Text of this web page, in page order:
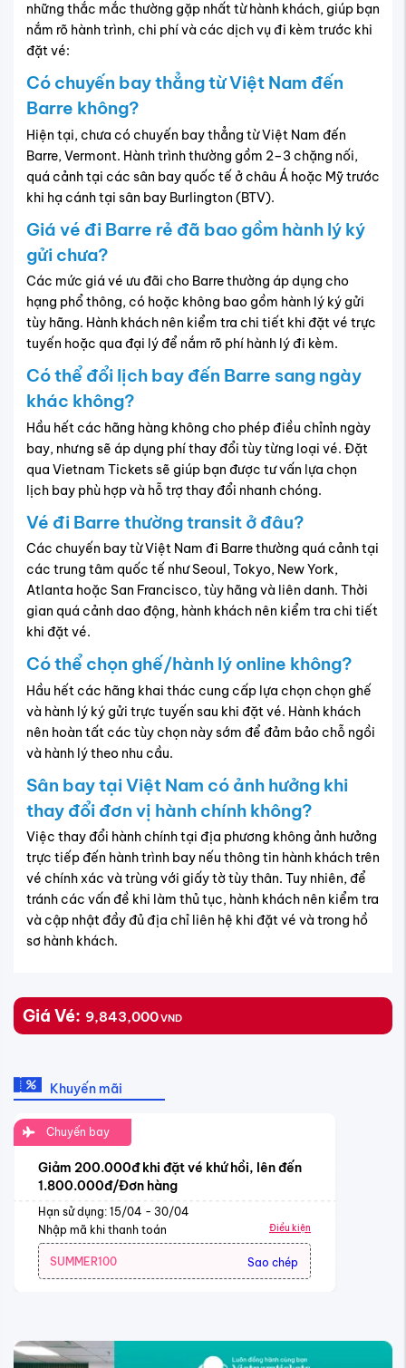
Vé đi Barre thường transit ở đâu?
Các chuyến bay từ Việt Nam đi Barre thường quá cảnh tại
các trung tâm quốc tế như Seoul, Tokyo, New York,
Atlanta hoặc San Francisco, tùy hãng và liên danh. Thời
gian quá cảnh dao động, hành khách nên kiểm tra chi tiết
Có thể chọn ghế/hành lý online không?
Hầu hết các hãng khai thác cung cấp lựa chọn chọn ghế
và hành lý ký gửi trực tuyến sau khi đặt vé. Hành khách
nên hoàn tất các tùy chọn này sớm để đảm bảo chỗ ngồi
Sân bay tại Việt Nam có ảnh hưởng khi
thay đổi đơn vị hành chính không?
Việc thay đổi hành chính tại địa phương không ảnh hưởng
trực tiếp đến hành trình bay nếu thông tin hành khách trên
vé chính xác và trùng với giấy tờ tùy thân. Tuy nhiên, để
tránh các vấn đề khi làm thủ tục, hành khách nên kiểm tra
và cập nhật đầy đủ địa chỉ liên hệ khi đặt vé và trong hồ
sơ hành khách.
Khuyến mãi
Chuyến bay
Giảm 200.000đ khi đặt vé khứ hồi, lên đến
1.800.000đ/Đơn hàng
Hạn sử dụng: 15/04 - 30/04
Nhập mã khi thanh toán
Điều kiện
SUMMER100